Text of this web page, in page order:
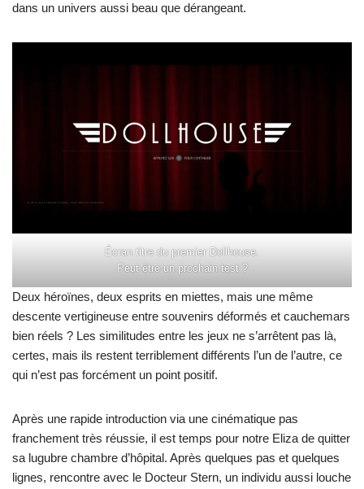
dans un univers aussi beau que dérangeant.
Écran titre du premier Dollhouse.
Peut être un prochain test ?
Deux héroïnes, deux esprits en miettes, mais une même
descente vertigineuse entre souvenirs déformés et cauchemars
bien réels ? Les similitudes entre les jeux ne s’arrêtent pas là,
certes, mais ils restent terriblement différents l’un de l’autre, ce
qui n’est pas forcément un point positif.
Après une rapide introduction via une cinématique pas
franchement très réussie, il est temps pour notre Eliza de quitter
sa lugubre chambre d’hôpital. Après quelques pas et quelques
lignes, rencontre avec le Docteur Stern, un individu aussi louche